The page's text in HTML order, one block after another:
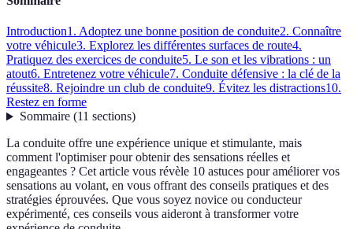
Introduction1. Adoptez une bonne position de conduite2. Connaître
votre véhicule3. Explorez les différentes surfaces de route4.
Pratiquez des exercices de conduite5. Le son et les vibrations : un
atout6. Entretenez votre véhicule7. Conduite défensive : la clé de la
réussite8. Rejoindre un club de conduite9. Évitez les distractions10.
Restez en forme
Sommaire(11 sections)
La conduite offre une expérience unique et stimulante, mais
comment l'optimiser pour obtenir des sensations réelles et
engageantes ? Cet article vous révèle 10 astuces pour améliorer vos
sensations au volant, en vous offrant des conseils pratiques et des
stratégies éprouvées. Que vous soyez novice ou conducteur
expérimenté, ces conseils vous aideront à transformer votre